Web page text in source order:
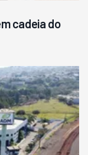
cadeia do